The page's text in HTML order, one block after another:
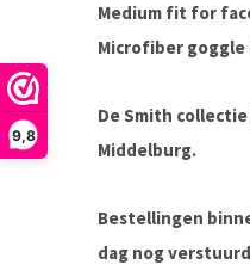
9,8
Medium fit for
Microfiber
De Smith
Middelburg.
Bestellingen
dag nog